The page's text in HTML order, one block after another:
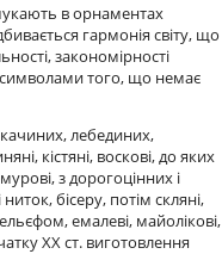
в орнаментах
гармонія світу, що
закономірності
символами того, що немає
качиних, лебединих,
кістяні, воскові, до яких
з дорогоцінних і
бісеру, потім скляні,
емалеві, майолікові,
XX ст. виготовлення